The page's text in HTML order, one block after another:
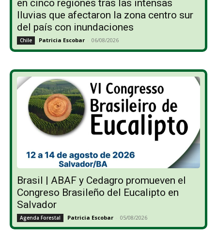
en cinco regiones tras las intensas
lluvias que afectaron la zona centro sur
del país con inundaciones
Chile Patricia Escobar - 06/08/2026
Brasil | ABAF y Cedagro promueven el
Congreso Brasileño del Eucalipto en
Salvador
Agenda Forestal Patricia Escobar - 05/08/2026